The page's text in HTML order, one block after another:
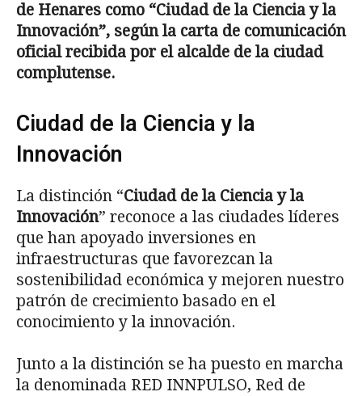
de Henares como “Ciudad de la Ciencia y la
Innovación”, según la carta de comunicación
oficial recibida por el alcalde de la ciudad
complutense.
Ciudad de la Ciencia y la
Innovación
La distinción “Ciudad de la Ciencia y la
Innovación” reconoce a las ciudades líderes
que han apoyado inversiones en
infraestructuras que favorezcan la
sostenibilidad económica y mejoren nuestro
patrón de crecimiento basado en el
conocimiento y la innovación.
Junto a la distinción se ha puesto en marcha
la denominada RED INNPULSO, Red de